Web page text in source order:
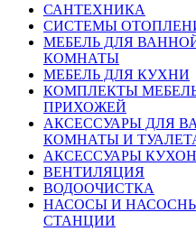
САНТЕХНИКА
СИСТЕМЫ
МЕБЕЛЬ ДЛЯ
КОМНАТЫ
МЕБЕЛЬ ДЛЯ КУХНИ
КОМПЛЕКТЫ
ПРИХОЖЕЙ
АКСЕССУАРЫ ДЛЯ
КОМНАТЫ И
АКСЕССУАРЫ
ВЕНТИЛЯЦИЯ
ВОДООЧИСТКА
НАСОСЫ И
СТАНЦИИ